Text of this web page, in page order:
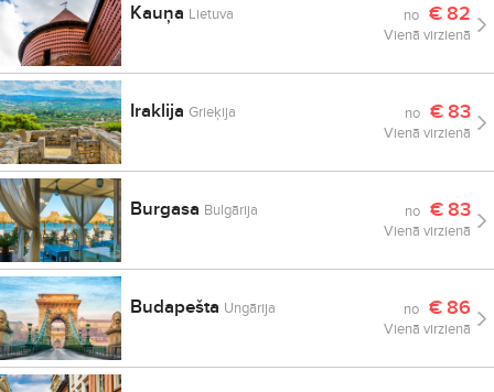
Kauņa Lietuva no €82
Vienā virzienā
IraklijaGrieķija no €83
Vienā virzienā
Burgasa Bulgārija no €83
Vienā virzienā
Budapešta Ungārija no €86
Vienā virzienā